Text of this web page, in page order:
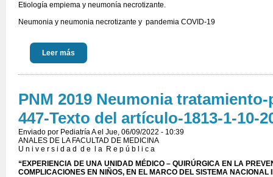
Etiología empiema y neumonía necrotizante.
Neumonia y neumonia necrotizante y pandemia COVID-19
Leer más
PNM 2019 Neumonia
447-Texto del artículo-1813-1-10-
Enviado por Pediatría Ael Jue, 06/09/2022 - 10:39
ANALES DE LA FACULTAD DE MEDICINA
U n i v e r s i d a d d e l a R e p ú b l i c a
“EXPERIENCIA DE UNA UNIDAD MÉDICO – QUIRÚRGICA EN LA
COMPLICACIONES EN NIÑOS, EN EL MARCO DEL SISTEMA NACIONAL